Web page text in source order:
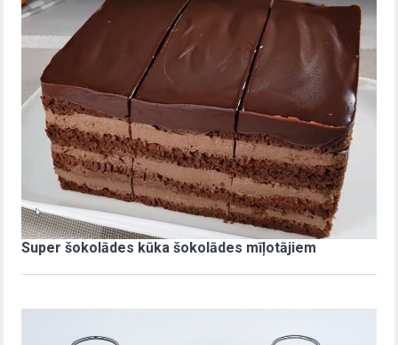
Super šokolādes kūka šokolādes mīļotājiem